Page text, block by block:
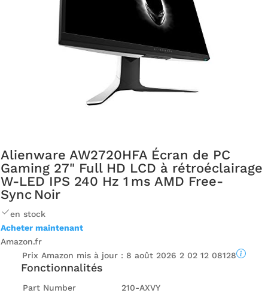
Alienware AW2720HFA Écran de PC
Gaming 27" Full HD LCD à rétroéclairage
W-LED IPS 240 Hz 1 ms AMD Free-
Sync Noir
en stock
Acheter maintenant
Amazon.fr
Prix ​​Amazon mis à jour : 8 août 2026 2 02 12 08128
Fonctionnalités
Part Number
210-AXVY